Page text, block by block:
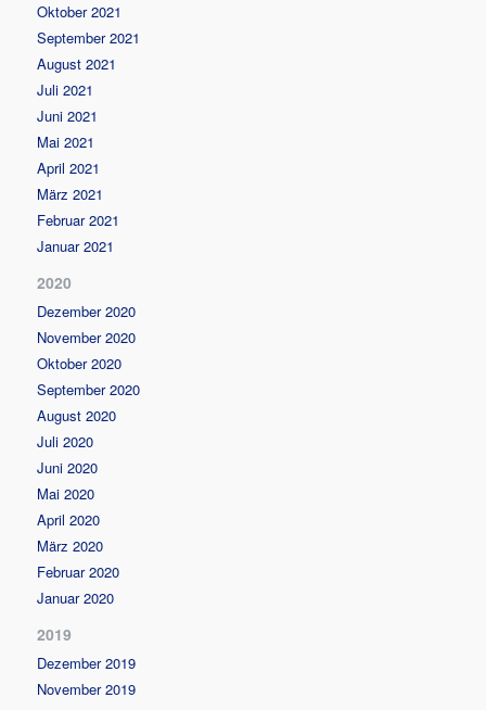
Oktober 2021
September 2021
August 2021
Juli 2021
Juni 2021
Mai 2021
April 2021
März 2021
Februar 2021
Januar 2021
2020
Dezember 2020
November 2020
Oktober 2020
September 2020
August 2020
Juli 2020
Juni 2020
Mai 2020
April 2020
März 2020
Februar 2020
Januar 2020
2019
Dezember 2019
November 2019